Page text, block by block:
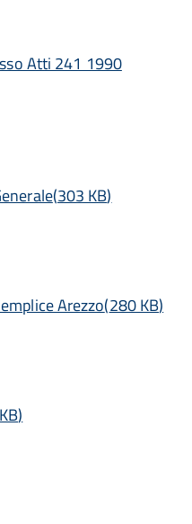
Atti 241 1990
(303 KB)
Arezzo(280 KB)
)